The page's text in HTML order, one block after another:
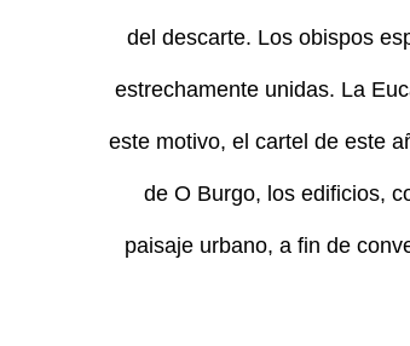
del descarte. Los obispos
estrechamente unidas. La
este motivo, el cartel de este
de O Burgo, los edificios,
paisaje urbano, a fin de